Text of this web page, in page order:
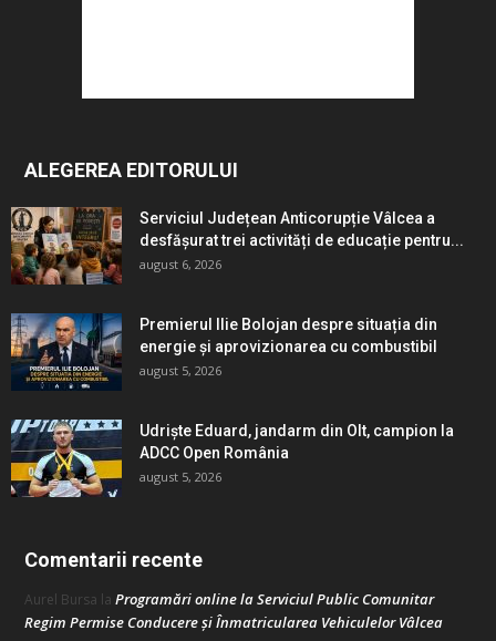
ALEGEREA EDITORULUI
Serviciul Județean Anticorupție Vâlcea a
desfășurat trei activități de educație pentru...
august 6, 2026
Premierul Ilie Bolojan despre situația din
energie și aprovizionarea cu combustibil
august 5, 2026
Udriște Eduard, jandarm din Olt, campion la
ADCC Open România
august 5, 2026
Comentarii recente
Aurel Bursa la Programări online la Serviciul Public Comunitar
Regim Permise Conducere şi Înmatricularea Vehiculelor Vâlcea